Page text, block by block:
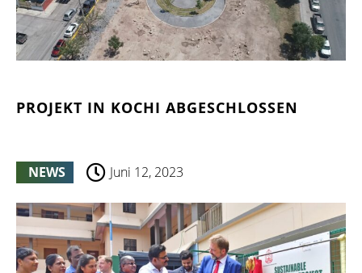
PROJEKT IN KOCHI ABGESCHLOSSEN
NEWS Juni 12, 2023